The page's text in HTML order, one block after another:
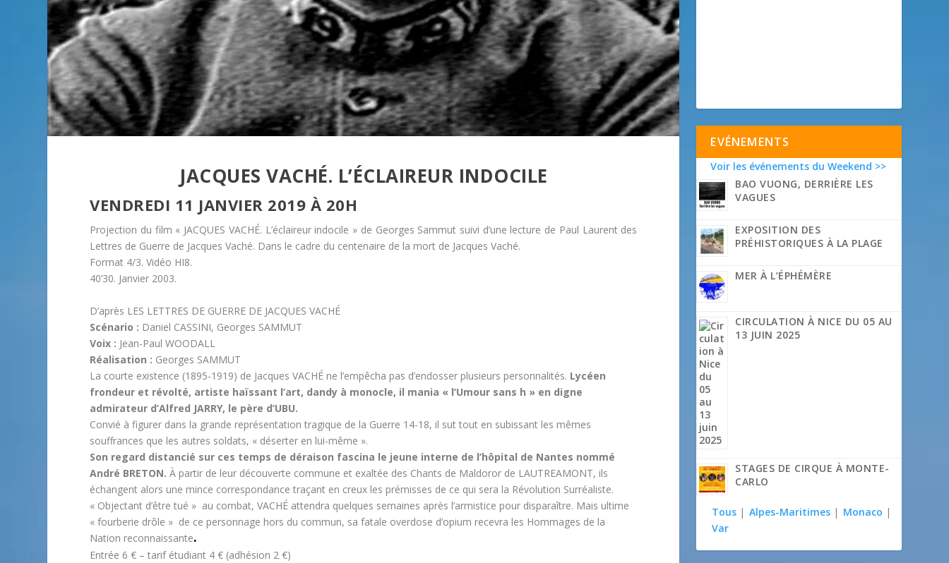
JACQUES VACHÉ. L’ÉCLAIREUR INDOCILE
VENDREDI 11 JANVIER 2019 À 20H
Projection du film « JACQUES VACHÉ. L’éclaireur indocile » de Georges Sammut suivi d’une lecture de Paul Laurent des
Lettres de Guerre de Jacques Vaché. Dans le cadre du centenaire de la mort de Jacques Vaché.
Format 4/3. Vidéo HI8.
40’30. Janvier 2003.
D’après LES LETTRES DE GUERRE DE JACQUES VACHÉ
Scénario : Daniel CASSINI, Georges SAMMUT
Voix : Jean-Paul WOODALL
Réalisation : Georges SAMMUT
La courte existence (1895-1919) de Jacques VACHÉ ne l’empêcha pas d’endosser plusieurs personnalités. Lycéen
frondeur et révolté, artiste haïssant l’art, dandy à monocle, il mania « l’Umour sans h » en digne
admirateur d’Alfred JARRY, le père d’UBU.
Convié à figurer dans la grande représentation tragique de la Guerre 14-18, il sut tout en subissant les mêmes
souffrances que les autres soldats, « déserter en lui-même ».
Son regard distancié sur ces temps de déraison fascina le jeune interne de l’hôpital de Nantes nommé
André BRETON. À partir de leur découverte commune et exaltée des Chants de Maldoror de LAUTREAMONT, ils
échangent alors une mince correspondance traçant en creux les prémisses de ce qui sera la Révolution Surréaliste.
« Objectant d’être tué » au combat, VACHÉ attendra quelques semaines après l’armistice pour disparaître. Mais ultime
« fourberie drôle » de ce personnage hors du commun, sa fatale overdose d’opium recevra les Hommages de la
Nation reconnaissante.
Entrée 6 € – tarif étudiant 4 € (adhésion 2 €)
EVÉNEMENTS
Voir les événements du Weekend >>
BAO VUONG, DERRIÈRE LES
VAGUES
EXPOSITION DES
PRÉHISTORIQUES À LA PLAGE
MER À L’ÉPHÉMÈRE
CIRCULATION À NICE DU 05 AU
13 JUIN 2025
STAGES DE CIRQUE À MONTE-
CARLO
Tous | Alpes-Maritimes | Monaco |
Var